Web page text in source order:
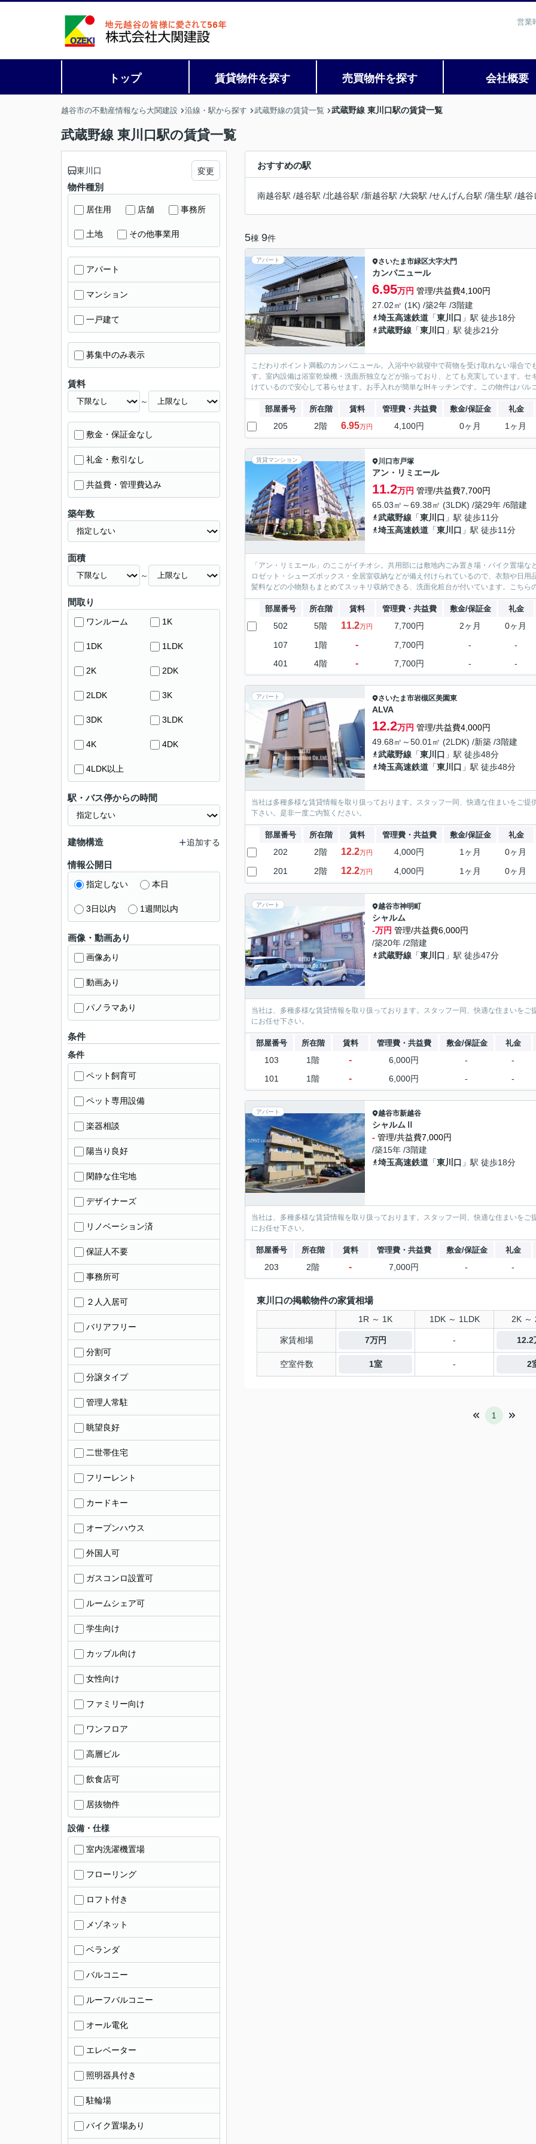
営業
トップ 賃貸物件を探す 売買物件を探す 会社概要
越谷市の不動産情報なら大関建設 沿線・駅から探す 武蔵野線の賃貸一覧 武蔵野線 東川口駅の賃貸一覧
武蔵野線 東川口駅の賃貸一覧
おすすめの駅
南越谷駅 /越谷駅 /北越谷駅 /新越谷駅 /大袋駅 /せんげん台駅 /蒲生駅 /越谷
5棟 9件
アパート さいたま市緑区大字大門
カンパニュール
6.95万円 管理/共益費4,100円
27.02㎡ (1K) /築2年 /3階建
埼玉高速鉄道 「東川口 」駅 徒歩18分
武蔵野線 「東川口 」駅 徒歩21分
こだわりポイント満載のカンパニュール。入浴中や就寝中で荷物を受け取れない場合
す。室内設備は浴室乾燥機・洗面所独立などが揃っており、とても充実しています。
けているので安心して暮らせます。お手入れが簡単なIHキッチンです。この物件はバル
部屋番号 所在階 賃料 管理費・共益費 敷金/保証金 礼金
205 2階 6.95万円 4,100円 0ヶ月 1ヶ月
賃貸マンション 川口市戸塚
アン・リミエール
11.2万円 管理/共益費7,700円
65.03㎡～69.38㎡ (3LDK) /築29年 /6階建
武蔵野線 「東川口 」駅 徒歩11分
埼玉高速鉄道 「東川口 」駅 徒歩11分
「アン・リミエール」のここがイチオシ。共用部には敷地内ごみ置き場・バイク置場
ロゼット・シューズボックス・全居室収納などが備え付けられているので、衣類や日
髪料などの小物類もまとめてスッキリ収納できる、洗面化粧台が付いています。こちら
部屋番号 所在階 賃料 管理費・共益費 敷金/保証金 礼金
502 5階 11.2万円 7,700円 2ヶ月 0ヶ月
107 1階 - 7,700円 - -
401 4階 - 7,700円 - -
アパート さいたま市岩槻区美園東
ALVA
12.2万円 管理/共益費4,000円
49.68㎡～50.01㎡ (2LDK) /新築 /3階建
武蔵野線 「東川口 」駅 徒歩48分
埼玉高速鉄道 「東川口 」駅 徒歩48分
当社は多種多様な賃貸情報を取り扱っております。スタッフ一同、快適な住まいをご
下さい。是非一度ご内覧ください。
部屋番号 所在階 賃料 管理費・共益費 敷金/保証金 礼金
202 2階 12.2万円 4,000円 1ヶ月 0ヶ月
201 2階 12.2万円 4,000円 1ヶ月 0ヶ月
アパート 越谷市神明町
シャルム
-万円 管理/共益費6,000円
/築20年 /2階建
武蔵野線 「東川口 」駅 徒歩47分
当社は、多種多様な賃貸情報を取り扱っております。スタッフ一同、快適な住まいを
にお任せ下さい。
部屋番号 所在階 賃料 管理費・共益費 敷金/保証金 礼金
103 1階 - 6,000円 - -
101 1階 - 6,000円 - -
アパート 越谷市新越谷
シャルムⅡ
- 管理/共益費7,000円
/築15年 /3階建
埼玉高速鉄道 「東川口 」駅 徒歩18分
当社は、多種多様な賃貸情報を取り扱っております。スタッフ一同、快適な住まいを
にお任せ下さい。
部屋番号 所在階 賃料 管理費・共益費 敷金/保証金 礼金
203 2階 - 7,000円 - -
東川口の掲載物件の家賃相場
1R ～ 1K 1DK ～ 1LDK 2K ～
家賃相場 7万円 - 12.2
空室件数 1室 - 2
1
東川口 変更
物件種別
居住用 店舗 事務所
土地 その他事業用
アパート
マンション
一戸建て
募集中のみ表示
賃料
～
敷金・保証金なし
礼金・敷引なし
共益費・管理費込み
築年数
面積
～
間取り
ワンルーム 1K
1DK 1LDK
2K 2DK
2LDK 3K
3DK 3LDK
4K 4DK
4LDK以上
駅・バス停からの時間
建物構造 追加する
情報公開日
指定しない 本日
3日以内 1週間以内
画像・動画あり
画像あり
動画あり
パノラマあり
条件
条件
ペット飼育可
ペット専用設備
楽器相談
陽当り良好
閑静な住宅地
デザイナーズ
リノベーション済
保証人不要
事務所可
２人入居可
バリアフリー
分割可
分譲タイプ
管理人常駐
眺望良好
二世帯住宅
フリーレント
カードキー
オープンハウス
外国人可
ガスコンロ設置可
ルームシェア可
学生向け
カップル向け
女性向け
ファミリー向け
ワンフロア
高層ビル
飲食店可
居抜物件
設備・仕様
室内洗濯機置場
フローリング
ロフト付き
メゾネット
ベランダ
バルコニー
ルーフバルコニー
オール電化
エレベーター
照明器具付き
駐輪場
バイク置場あり